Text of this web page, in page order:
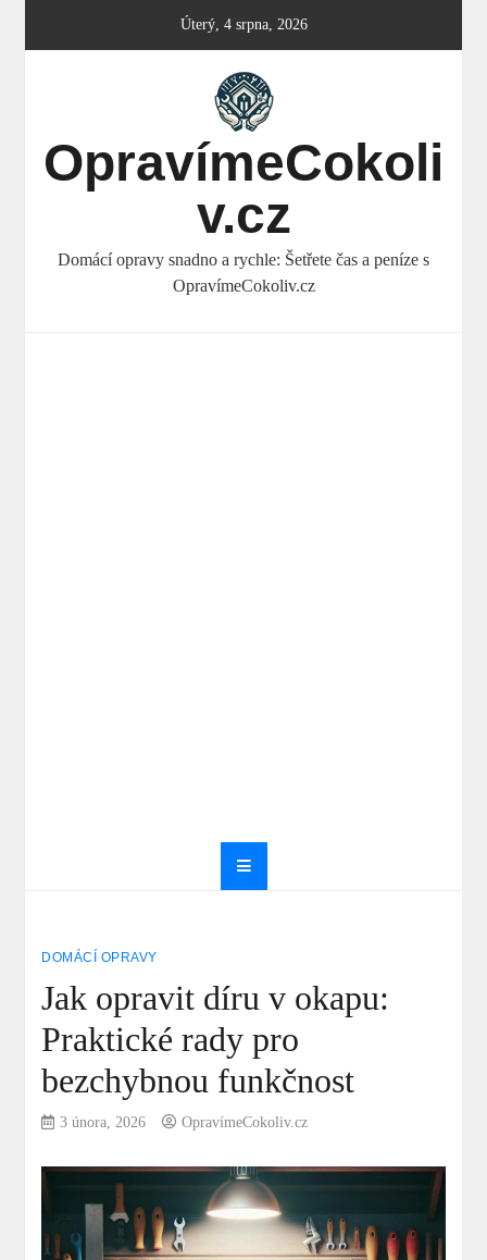
Úterý, 4 srpna, 2026
OpravímeCokoli
v.cz
Domácí opravy snadno a rychle: Šetřete čas a peníze s
OpravímeCokoliv.cz
DOMÁCÍ OPRAVY
Jak opravit díru v okapu:
Praktické rady pro
bezchybnou funkčnost
3 února, 2026 OpravímeCokoliv.cz